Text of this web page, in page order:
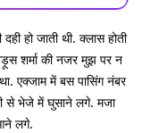
हो जाती थी. क्लास होती
शर्मा की नजर मुझ पर न
एक्जाम में बस पासिंग नंबर
से भेजे में घुसाने लगे. मजा
लगे.